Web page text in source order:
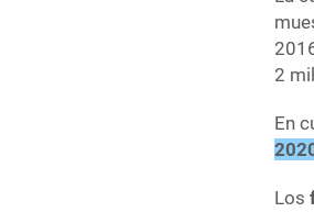
2
En
Los